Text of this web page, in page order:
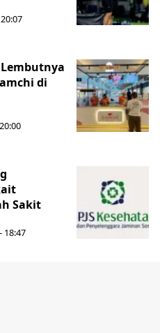
di
Sakit
18:47